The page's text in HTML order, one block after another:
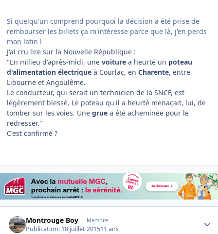
Si quelqu'un comprend pourquoi la décision a été prise de
rembourser les billets ça m'intéresse parce que là, j'en perds
mon latin !
J'ai cru lire sur la Nouvelle République :
"En milieu d'après-midi, une voiture a heurté un poteau
d'alimentation électrique à Courlac, en Charente, entre
Libourne et Angoulême.
Le conducteur, qui serait un technicien de la SNCF, est
légèrement blessé. Le poteau qu'il a heurté menaçait, lui, de
tomber sur les voies. Une grue a été acheminée pour le
redresser."
C'est confirmé ?
Montrouge Boy Membre
Publication: 18 juillet 201511 ans